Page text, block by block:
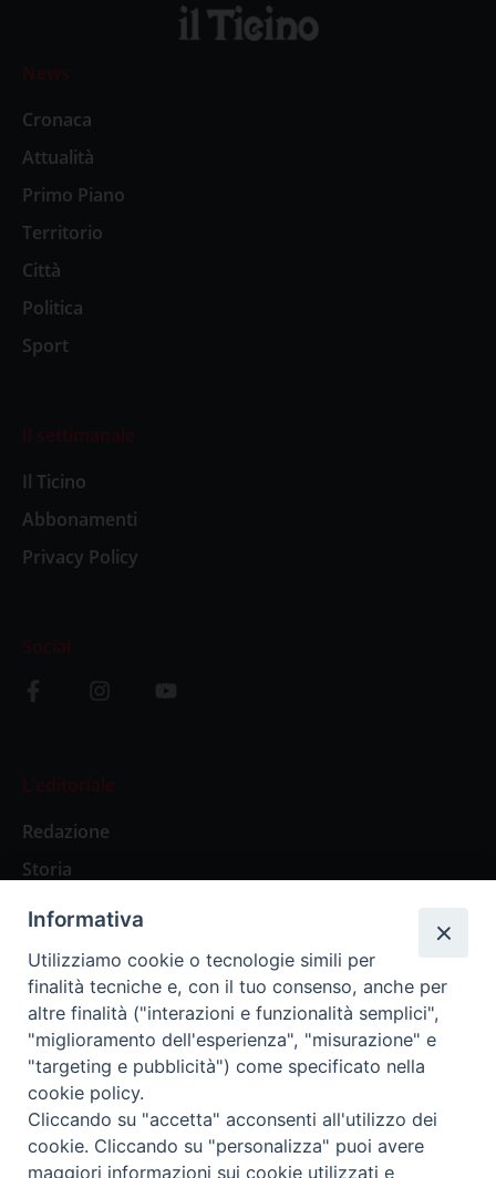
News
Cronaca
Attualità
Primo Piano
Territorio
Città
Politica
Sport
Il settimanale
Il Ticino
Abbonamenti
Privacy Policy
Social
L’editoriale
Redazione
Storia
Abbonamenti
Abbonamento Annuale Digitale
Abbonamento Annuale Cartaceo
Abbonamento Singola Copia Digitale
Informativa
Utilizziamo cookie o tecnologie simili per
finalità tecniche e, con il tuo consenso, anche per
altre finalità ("interazioni e funzionalità semplici",
"miglioramento dell'esperienza", "misurazione" e
"targeting e pubblicità") come specificato nella
cookie policy.
Cliccando su "accetta" acconsenti all'utilizzo dei
cookie. Cliccando su "personalizza" puoi avere
maggiori informazioni sui cookie utilizzati e